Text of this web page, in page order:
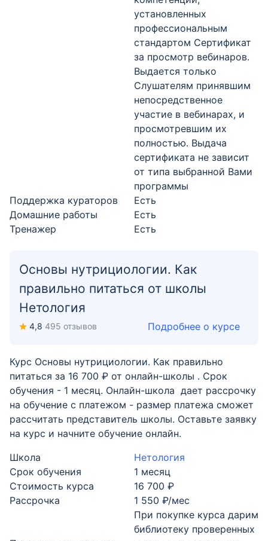
установленных
профессиональным
стандартом Сертификат
за просмотр вебинаров.
Выдается только
Слушателям принявшим
непосредственное
участие в вебинарах, и
просмотревшим их
полностью. Выдача
сертификата не зависит
от типа выбранной Вами
программы
Поддержка кураторов
Есть
Домашние работы
Есть
Тренажер
Есть
Основы нутрициологии. Как
правильно питаться от школы
Нетология
4,8 495 отзывов Подробнее о курсе
Курс Основы нутрициологии. Как правильно
питаться за 16 700 ₽ от онлайн-школы . Срок
обучения - 1 месяц. Онлайн-школа дает рассрочку
на обучение с платежом - размер платежа сможет
рассчитать представитель школы. Оставьте заявку
на курс и начните обучение онлайн.
Школа
Нетология
Срок обучения
1 месяц
Стоимость курса
16 700 ₽
Рассрочка
1 550 ₽/мес
При покупке курса дарим
библиотеку проверенных